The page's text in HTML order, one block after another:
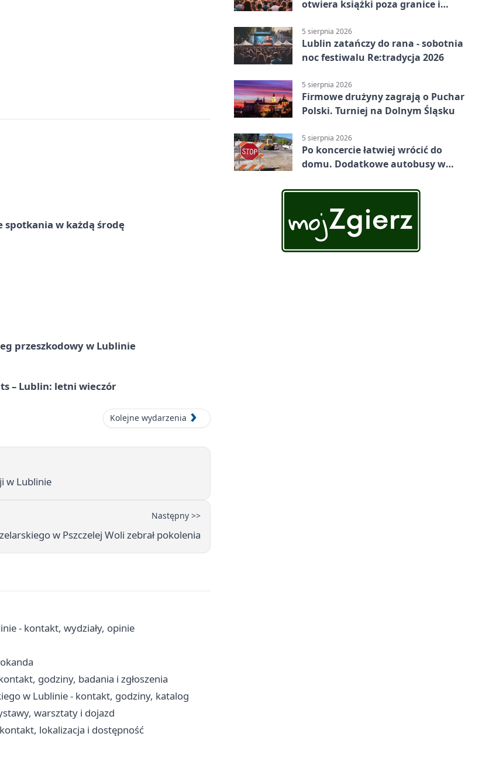
spotkania w każdą środę
przeszkodowy w Lublinie
– Lublin: letni wieczór
Kolejne wydarzenia
w Lublinie
Następny >>
w Pszczelej Woli zebrał pokolenia
- kontakt, wydziały, opinie
godziny, badania i zgłoszenia
w Lublinie - kontakt, godziny, katalog
warsztaty i dojazd
lokalizacja i dostępność
otwiera książki poza granice i
5 sierpnia 2026
Lublin zatańczy do rana - sobotnia
noc festiwalu Re:tradycja 2026
5 sierpnia 2026
Firmowe drużyny zagrają o Puchar
Polski. Turniej na Dolnym Śląsku
5 sierpnia 2026
Po koncercie łatwiej wrócić do
domu. Dodatkowe autobusy w